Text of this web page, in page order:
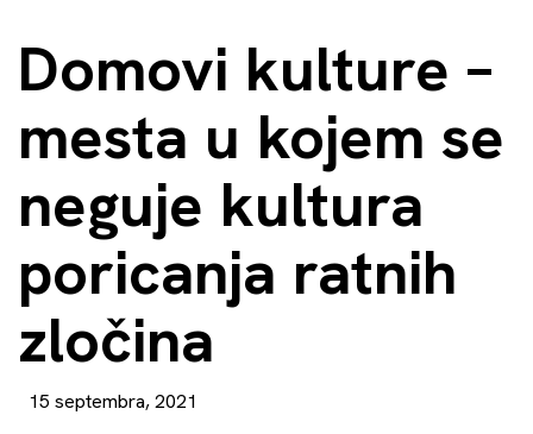
Domovi kulture –
mesta u kojem se
neguje kultura
poricanja ratnih
zločina
15 septembra, 2021